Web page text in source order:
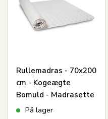
Rullemadras - 70x200
cm - Kogeægte
Bomuld - Madrasette
Nordisk Tekstil
På lager